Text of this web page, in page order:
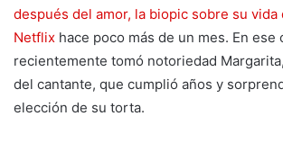
después del amor, la biopic sobre su
Netflix hace poco más de un mes. En ese
recientemente tomó notoriedad
del cantante, que cumplió años y
elección de su torta.